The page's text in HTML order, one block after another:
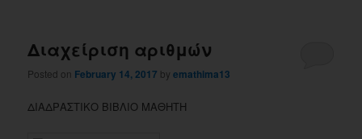
Διαχείριση αριθμών
Posted on February 14, 2017 byemathima13
ΔΙΑΔΡΑΣΤΙΚΟ ΒΙΒΛΙΟ ΜΑΘΗΤΗ